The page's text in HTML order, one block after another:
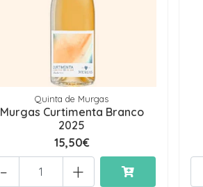
Quinta de Murgas
Murgas Curtimenta Branco
2025
15,50€
+
-